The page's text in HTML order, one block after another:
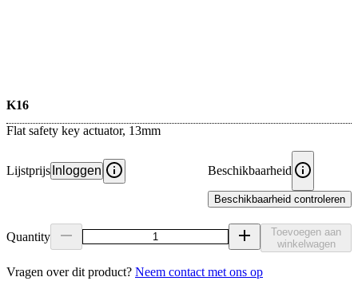
K16
Flat safety key actuator, 13mm
Lijstprijs Inloggen Beschikbaarheid
Beschikbaarheid controleren
Quantity
Toevoegen aan
winkelwagen
Vragen over dit product? Neem contact met ons op